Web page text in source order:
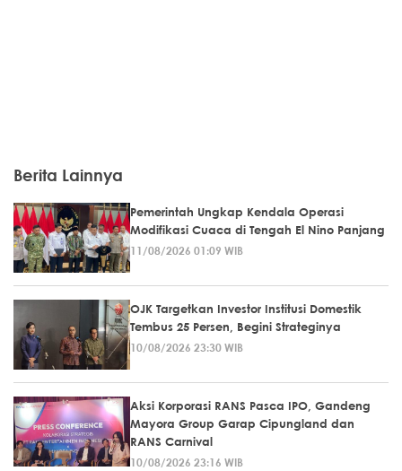
Berita Lainnya
Pemerintah Ungkap Kendala Operasi
Modifikasi Cuaca di Tengah El Nino Panjang
11/08/2026 01:09 WIB
OJK Targetkan Investor Institusi Domestik
Tembus 25 Persen, Begini Strateginya
10/08/2026 23:30 WIB
Aksi Korporasi RANS Pasca IPO, Gandeng
Mayora Group Garap Cipungland dan
RANS Carnival
10/08/2026 23:16 WIB